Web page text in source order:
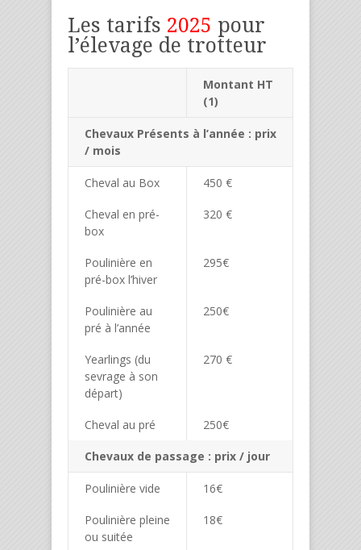
Les tarifs 2025 pour
l’élevage de trotteur
Montant HT
(1)
Chevaux Présents à l’année : prix
/ mois
Cheval au Box 450 €
Cheval en pré-
box
320 €
Poulinière en
pré-box l’hiver
295€
Poulinière au
pré à l’année
250€
Yearlings (du
sevrage à son
départ)
270 €
Cheval au pré 250€
Chevaux de passage : prix / jour
Poulinière vide 16€
Poulinière pleine
ou suitée
18€